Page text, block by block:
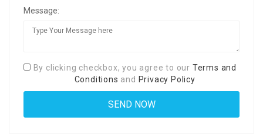
Message:
By clicking checkbox, you agree to our Terms and
Conditions and Privacy Policy